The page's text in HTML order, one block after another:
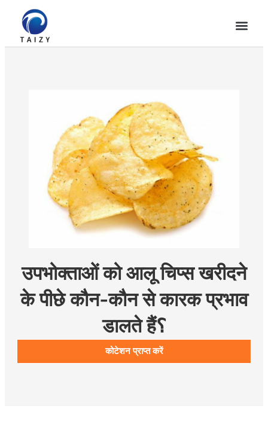
उपभोक्ताओं को आलू चिप्स खरीदने
के पीछे कौन-कौन से कारक प्रभाव
डालते हैं؟
कोटेशन प्राप्त करें